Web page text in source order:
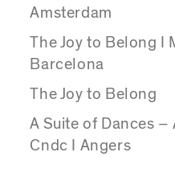
Amsterdam
The Joy to Belong I
Barcelona
The Joy to Belong
A Suite of Dances –
Cndc I Angers